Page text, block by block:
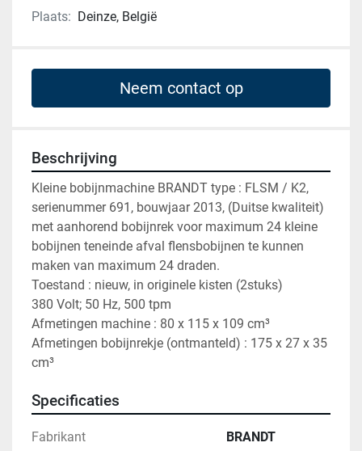
Plaats: Deinze, België
Neem contact op
Beschrijving
Kleine bobijnmachine BRANDT type : FLSM / K2,
serienummer 691, bouwjaar 2013, (Duitse kwaliteit)
met aanhorend bobijnrek voor maximum 24 kleine
bobijnen teneinde afval flensbobijnen te kunnen
maken van maximum 24 draden.
Toestand : nieuw, in originele kisten (2stuks)
380 Volt; 50 Hz, 500 tpm
Afmetingen machine : 80 x 115 x 109 cm³
Afmetingen bobijnrekje (ontmanteld) : 175 x 27 x 35
cm³
Specificaties
Fabrikant BRANDT